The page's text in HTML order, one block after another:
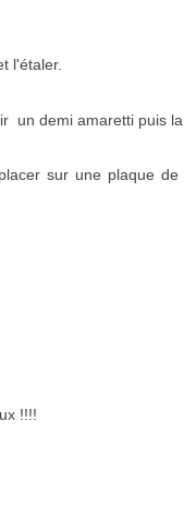
l'étaler.
un demi amaretti puis
sur une plaque
!!!!